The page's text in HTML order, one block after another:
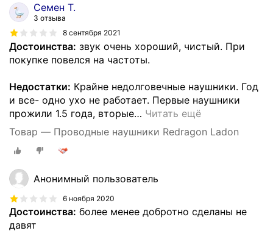
Семен Т.
3 отзыва
8 сентября 2021
Достоинства: звук очень хороший, чистый. При
покупке повелся на частоты.
Недостатки: Крайне недолговечные наушники. Год
и все- одно ухо не работает. Первые наушники
прожили 1.5 года, вторые… Читать ещё
Товар — Проводные наушники Redragon Ladon
Анонимный пользователь
6 ноября 2020
Достоинства: более менее добротно сделаны не
давят